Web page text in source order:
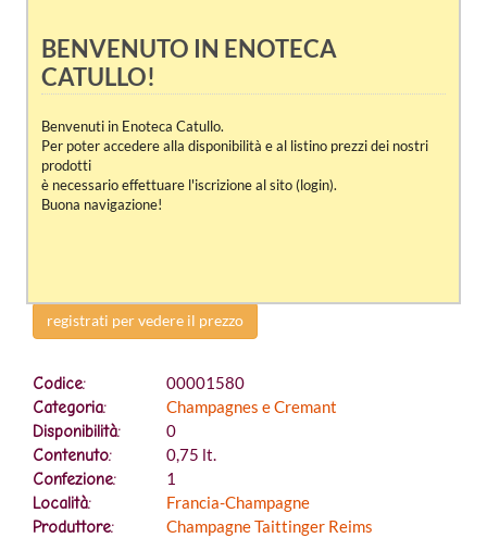
registrati per vedere il prezzo
Codice:
00001580
Categoria:
Champagnes e Cremant
Disponibilità:
0
Contenuto:
0,75 lt.
Confezione:
1
Località:
Francia-Champagne
Produttore:
Champagne Taittinger Reims
BENVENUTO IN ENOTECA
CATULLO!
Benvenuti in Enoteca Catullo.
Per poter accedere alla disponibilità e al listino prezzi dei nostri
prodotti
è necessario effettuare l'iscrizione al sito (login).
Buona navigazione!